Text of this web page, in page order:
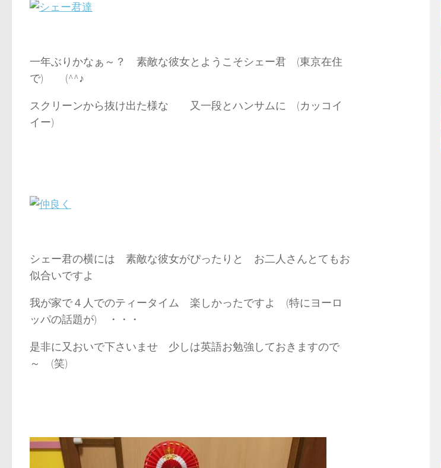
一年ぶりかなぁ～？ 素敵な彼女とようこそシェー君 (東京在住
で) (^^♪
スクリーンから抜け出た様な 又一段とハンサムに (カッコイ
イー)
シェー君の横には 素敵な彼女がぴったりと お二人さんとてもお
似合いですよ
我が家で４人でのティータイム 楽しかったですよ (特にヨーロ
ッパの話題が) ・・・
是非に又おいで下さいませ 少しは英語お勉強しておきますので
～ (笑)